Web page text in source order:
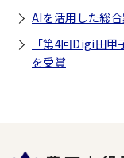
AIを活用した総
「第4回Digi田
を受賞